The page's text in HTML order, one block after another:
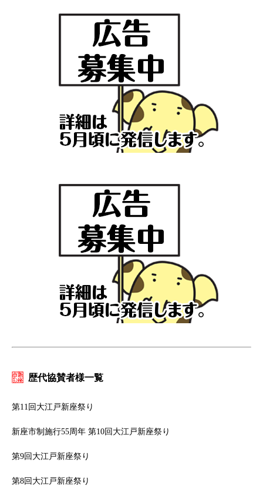
歴代協賛者様一覧
第11回大江戸新座祭り
新座市制施行55周年 第10回大江戸新座祭り
第9回大江戸新座祭り
第8回大江戸新座祭り